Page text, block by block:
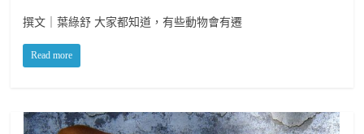
撰文｜葉綠舒 大家都知道，有些動物會有遷
Read more